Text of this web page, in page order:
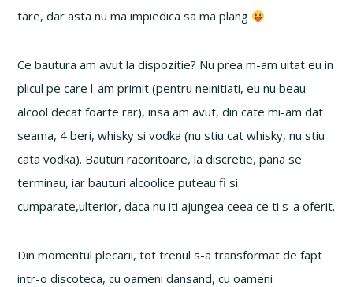
tare, dar asta nu ma impiedica sa ma plang
Ce bautura am avut la dispozitie? Nu prea m-am uitat eu in
plicul pe care l-am primit (pentru neinitiati, eu nu beau
alcool decat foarte rar), insa am avut, din cate mi-am dat
seama, 4 beri, whisky si vodka (nu stiu cat whisky, nu stiu
cata vodka). Bauturi racoritoare, la discretie, pana se
terminau, iar bauturi alcoolice puteau fi si
cumparate,ulterior, daca nu iti ajungea ceea ce ti s-a oferit.
Din momentul plecarii, tot trenul s-a transformat de fapt
intr-o discoteca, cu oameni dansand, cu oameni